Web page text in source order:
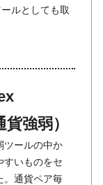
ルとしても取
強弱）
ツールの中か
すいものをセ
。通貨ペア毎